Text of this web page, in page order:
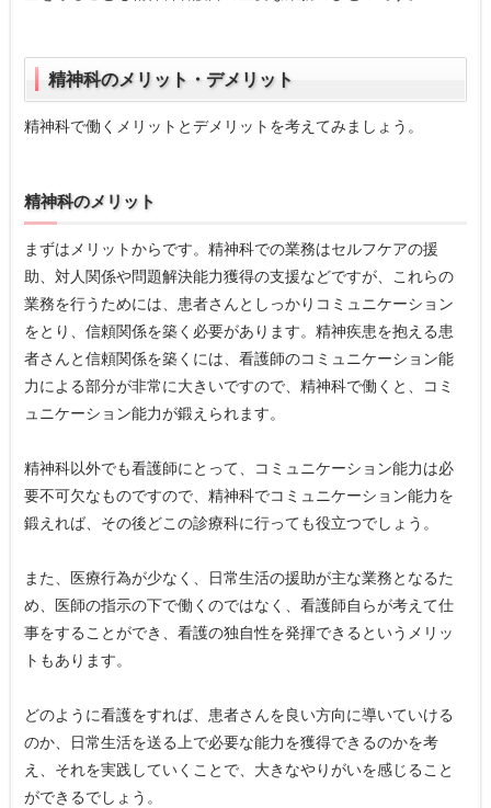
精神科のメリット・デメリット
精神科で働くメリットとデメリットを考えてみましょう。
精神科のメリット
まずはメリットからです。精神科での業務はセルフケアの援
助、対人関係や問題解決能力獲得の支援などですが、これらの
業務を行うためには、患者さんとしっかりコミュニケーション
をとり、信頼関係を築く必要があります。精神疾患を抱える患
者さんと信頼関係を築くには、看護師のコミュニケーション能
力による部分が非常に大きいですので、精神科で働くと、コミ
ュニケーション能力が鍛えられます。
精神科以外でも看護師にとって、コミュニケーション能力は必
要不可欠なものですので、精神科でコミュニケーション能力を
鍛えれば、その後どこの診療科に行っても役立つでしょう。
また、医療行為が少なく、日常生活の援助が主な業務となるた
め、医師の指示の下で働くのではなく、看護師自らが考えて仕
事をすることができ、看護の独自性を発揮できるというメリッ
トもあります。
どのように看護をすれば、患者さんを良い方向に導いていける
のか、日常生活を送る上で必要な能力を獲得できるのかを考
え、それを実践していくことで、大きなやりがいを感じること
ができるでしょう。